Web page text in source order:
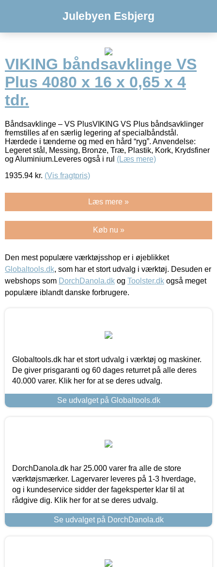
Julebyen Esbjerg
VIKING båndsavklinge VS
Plus 4080 x 16 x 0,65 x 4
tdr.
Båndsavklinge – VS PlusVIKING VS Plus båndsavklinger
fremstilles af en særlig legering af specialbåndstål.
Hærdede i tænderne og med en hård “ryg”. Anvendelse:
Legeret stål, Messing, Bronze, Træ, Plastik, Kork, Krydsfiner
og Aluminium.Leveres også i rul (Læs mere)
1935.94 kr. (Vis fragtpris)
Læs mere »
Køb nu »
Den mest populære værktøjsshop er i øjeblikket
Globaltools.dk, som har et stort udvalg i værktøj. Desuden er
webshops som DorchDanola.dk og Toolster.dk også meget
populære iblandt danske forbrugere.
Globaltools.dk har et stort udvalg i værktøj og maskiner.
De giver prisgaranti og 60 dages returret på alle deres
40.000 varer. Klik her for at se deres udvalg.
Se udvalget på Globaltools.dk
DorchDanola.dk har 25.000 varer fra alle de store
værktøjsmærker. Lagervarer leveres på 1-3 hverdage,
og i kundeservice sidder der fageksperter klar til at
rådgive dig. Klik her for at se deres udvalg.
Se udvalget på DorchDanola.dk